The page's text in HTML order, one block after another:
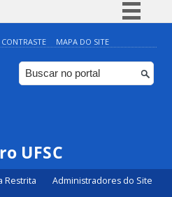
Simplifique!
Comunica BR
Participe
MAPA DO SITE
UFSC
Restrita Administradores do Site